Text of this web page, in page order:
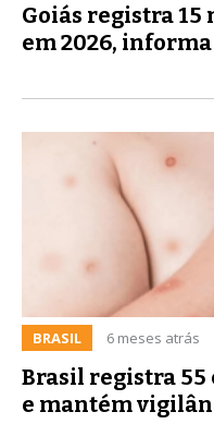
Goiás registra 15
em 2026,
BRASIL 6 meses atrás
Brasil registra 55
e mantém